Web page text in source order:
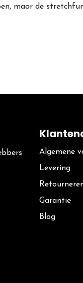
maar de
Algemene
Levering
Garantie
Blog